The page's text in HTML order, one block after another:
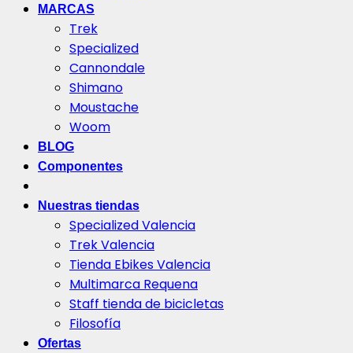
MARCAS
Trek
Specialized
Cannondale
Shimano
Moustache
Woom
BLOG
Componentes
Nuestras tiendas
Specialized Valencia
Trek Valencia
Tienda Ebikes Valencia
Multimarca Requena
Staff tienda de bicicletas
Filosofía
Ofertas